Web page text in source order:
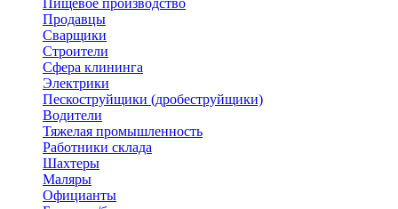
Пищевое производство
Продавцы
Сварщики
Строители
Сфера клининга
Электрики
Пескоструйщики (дробеструйщики)
Водители
Тяжелая промышленность
Работники склада
Шахтеры
Маляры
Официанты